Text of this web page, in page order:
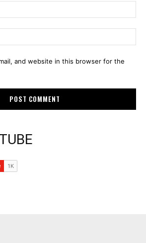
and website in this browser for the